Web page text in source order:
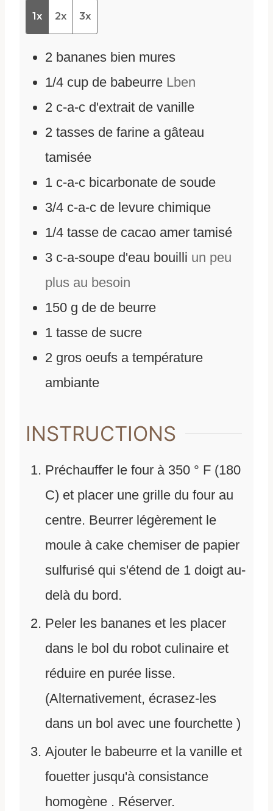
1x 2x 3x
2 bananes bien mures
1/4 cup de babeurre Lben
2 c-a-c d'extrait de vanille
2 tasses de farine a gâteau
tamisée
1 c-a-c bicarbonate de soude
3/4 c-a-c de levure chimique
1/4 tasse de cacao amer tamisé
3 c-a-soupe d'eau bouilli un peu
plus au besoin
150 g de de beurre
1 tasse de sucre
2 gros oeufs a température
ambiante
INSTRUCTIONS
Préchauffer le four à 350 ° F (180
C) et placer une grille du four au
centre. Beurrer légèrement le
moule à cake chemiser de papier
sulfurisé qui s'étend de 1 doigt au-
delà du bord.
Peler les bananes et les placer
dans le bol du robot culinaire et
réduire en purée lisse.
(Alternativement, écrasez-les
dans un bol avec une fourchette )
Ajouter le babeurre et la vanille et
fouetter jusqu'à consistance
homogène . Réserver.